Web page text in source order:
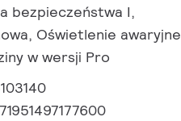
bezpieczeństwa I,
Oświetlenie awaryjne
w wersji Pro